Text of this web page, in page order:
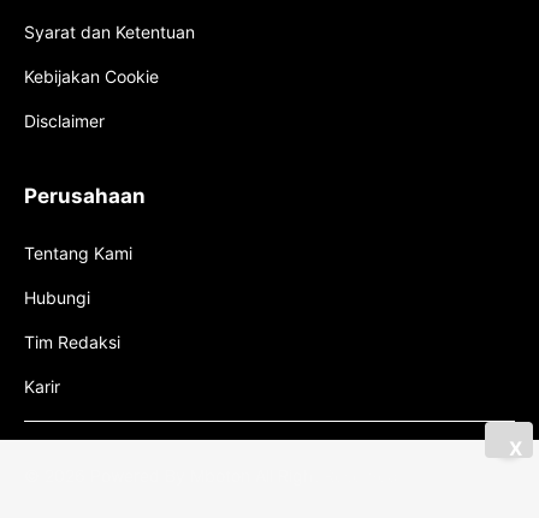
Syarat dan Ketentuan
Kebijakan Cookie
Disclaimer
Perusahaan
Tentang Kami
Hubungi
Tim Redaksi
Karir
X